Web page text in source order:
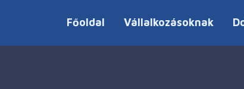
Főoldal Vállalkozásoknak